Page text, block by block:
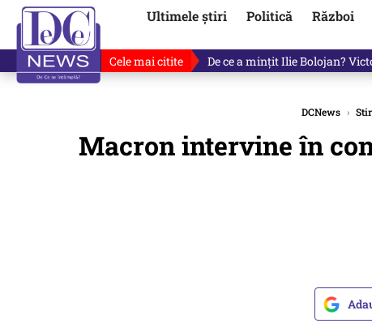
Ultimele știri Politică Război
Cele mai citite De ce a mințit Ilie Bolojan?
DCNews ›
Macron intervine în